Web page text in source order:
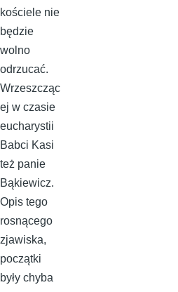
kościele nie
będzie
wolno
odrzucać.
Wrzeszcząc
ej w czasie
eucharystii
Babci Kasi
też panie
Bąkiewicz.
Opis tego
rosnącego
zjawiska,
początki
były chyba